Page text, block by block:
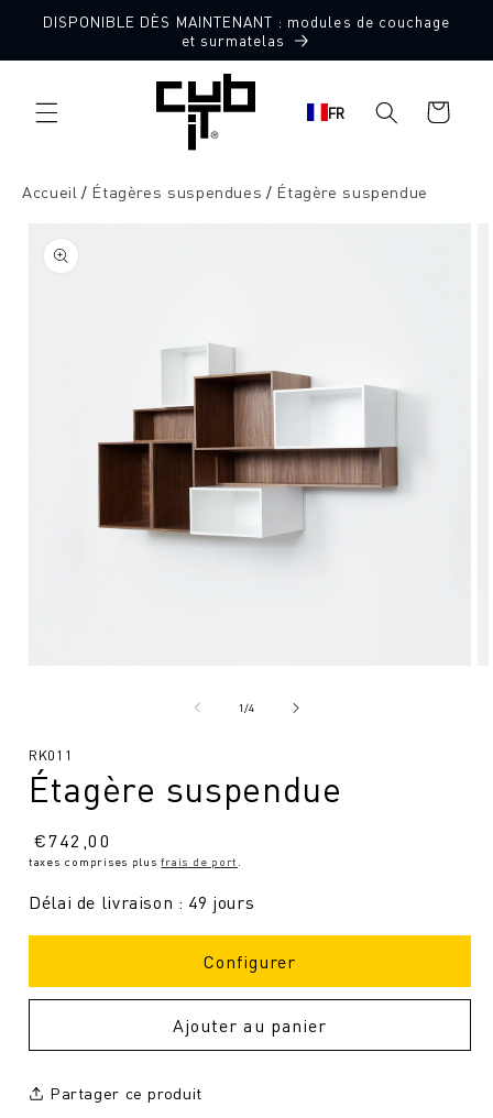
directement
DISPONIBLE DÈS MAINTENANT : modules de couchage
et surmatelas
FR
Panier
d'achat
Accueil Étagères suspendues Étagère suspendue
sur le
produit
modal
1/de4
SKU
RK011
Étagère suspendue
Prix
normal
€742,00
taxes comprises plusfrais de port
Délai de livraison : 49 jours
Configurer
Ajouter au panier
Partager ce produit